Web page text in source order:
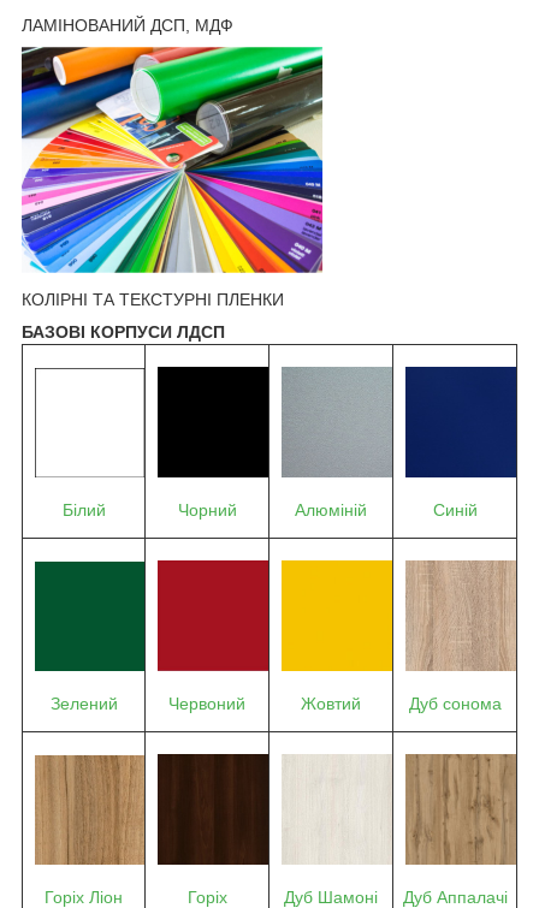
ЛАМІНОВАНИЙ ДСП, МДФ
КОЛІРНІ ТА ТЕКСТУРНІ ПЛЕНКИ
БАЗОВІ КОРПУСИ ЛДСП
Білий Чорний Алюміній Синій
Зелений Червоний Жовтий Дуб сонома
Горіх Ліон
Горіх
Дуб Шамоні
Дуб Аппалачі